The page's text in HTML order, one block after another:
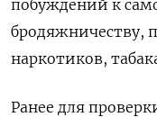
побуждений к
бродяжничеству,
наркотиков,
Ранее для